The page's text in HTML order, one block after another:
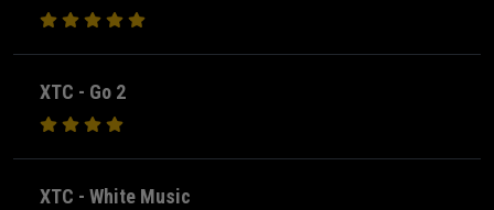
XTC - Go 2
XTC - White Music